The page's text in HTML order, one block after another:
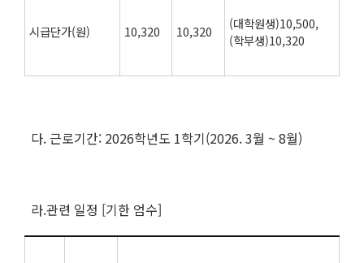
시급단가(원) 10,320 10,320
(대학원생)10,500,
(학부생)10,320
다. 근로기간: 2026학년도 1학기(2026. 3월 ~ 8월)
라.관련 일정 [기한 엄수]